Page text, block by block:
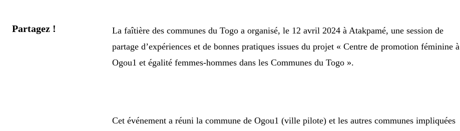
Partagez !
La faîtière des communes du Togo a organisé, le 12 avril 2024 à Atakpamé, une session de
partage d’expériences et de bonnes pratiques issues du projet « Centre de promotion féminine à
Ogou1 et égalité femmes-hommes dans les Communes du Togo ».
Cet événement a réuni la commune de Ogou1 (ville pilote) et les autres communes impliquées